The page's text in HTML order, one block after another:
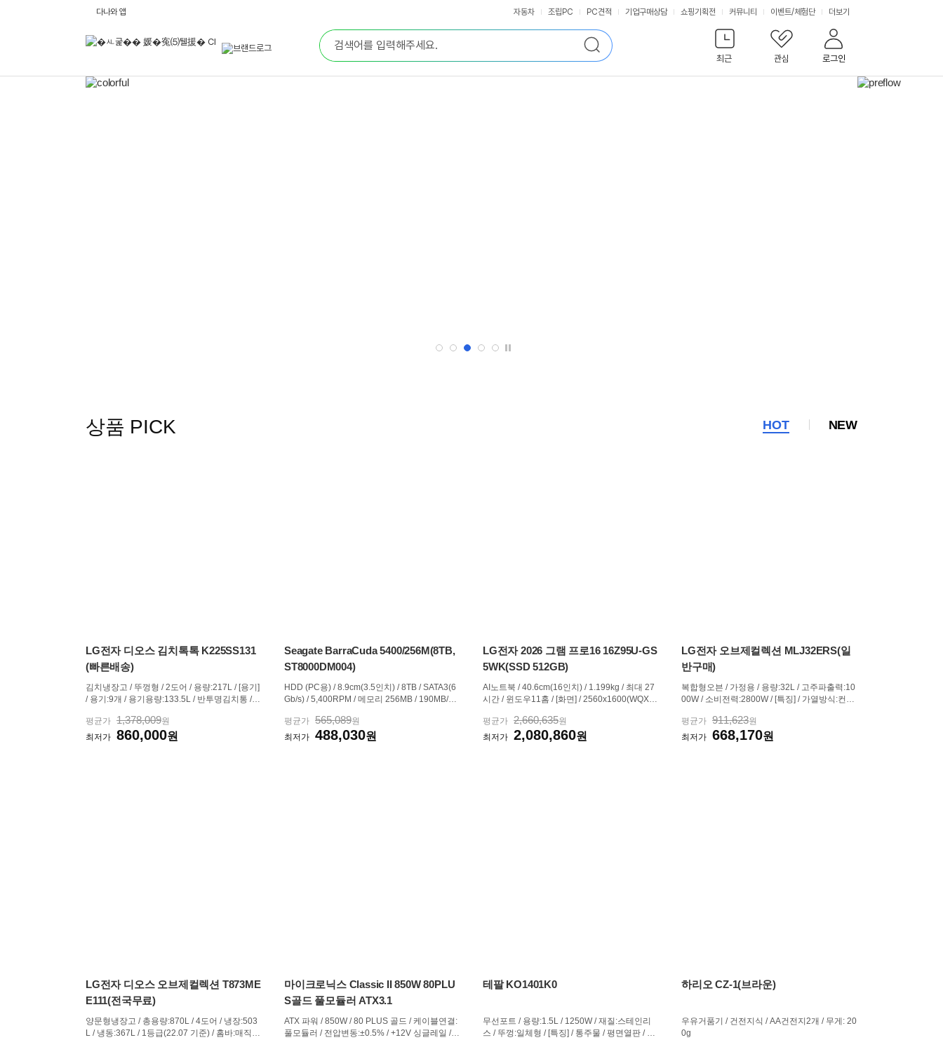
통
합
검
색
검
색
최근
관심 로그인
다나와 앱 자동차 조립PC PC견적 기업구매상담 쇼핑기획전 커뮤니티 이벤트/체험단 서
비
스
더보기
상품 PICK HOT NEW
LG전자 디오스 김치톡톡 K225SS131
(빠른배송)
김치냉장고 / 뚜껑형 / 2도어 / 용량:217L / [용기]
/ 용기:9개 / 용기용량:133.5L / 반투명김치통 /
냉동겸용칸:좌칸,우칸 / 직접냉각 / 듀얼쿨링 /
[보관] / 냉동 / 맛지킴 / 익힘 / 오래보관 / 보관모
평균가 1,378,009원
최저가 860,000원
Seagate BarraCuda 5400/256M(8TB,
ST8000DM004)
HDD (PC용) / 8.9cm(3.5인치) / 8TB / SATA3(6
Gb/s) / 5,400RPM / 메모리 256MB / 190MB/s /
휴/탐색):23/25dB / A/S 정보:2년 / 다층캐싱(MT
C) / 무게: 630g
평균가 565,089원
최저가 488,030원
LG전자 2026 그램 프로16 16Z95U-GS
5WK(SSD 512GB)
AI노트북 / 40.6cm(16인치) / 1.199kg / 최대 27
시간 / 윈도우11홈 / [화면] / 2560x1600(WQXG
5GHz) / 50TOPS / [그래픽] / 내장그래픽 / Rade
on 840M / 4core / [구성] / 16GB / 램 교체:불가
평균가 2,660,635원
최저가 2,080,860원
LG전자 오브제컬렉션 MLJ32ERS(일
반구매)
복합형오븐 / 가정용 / 용량:32L / 고주파출력:10
00W / 소비전력:2800W / [특징] / 가열방식:컨벡
/ 스팀 / 인버터 / 온도조절 / 40~230℃ / 최대90
분 / 자동메뉴:269가지 / [조작] / 다이얼+터치식 /
평균가 911,623원
최저가 668,170원
LG전자 디오스 오브제컬렉션 T873ME
E111(전국무료)
양문형냉장고 / 총용량:870L / 4도어 / 냉장:503
L / 냉동:367L / 1등급(22.07 기준) / 홈바:매직스
마이크로닉스 Classic II 850W 80PLU
S골드 풀모듈러 ATX3.1
ATX 파워 / 850W / 80 PLUS 골드 / 케이블연결:
풀모듈러 / 전압변동:±0.5% / +12V 싱글레일 /
테팔 KO1401K0
무선포트 / 용량:1.5L / 1250W / 재질:스테인리
스 / 뚜껑:일체형 / [특징] / 통주물 / 평면열판 / 수
하리오 CZ-1(브라운)
우유거품기 / 건전지식 / AA건전지2개 / 무게: 20
0g